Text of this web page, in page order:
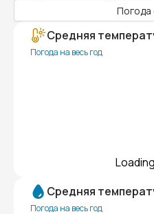
Погода
Средняя
Погода на весь год
Средняя
Погода на весь год